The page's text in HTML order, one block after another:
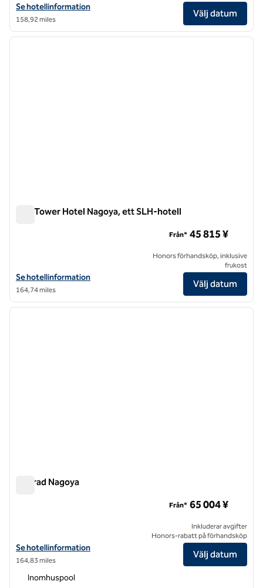
Visa hotelluppgifter för DoubleTree by Hilton Toyama
Se hotellinformation
158,92 miles
Välj datum
1/12
1 av 12
nästa
The Tower Hotel Nagoya, ett SLH-hotell
Visa hotelluppgifter för The Tower Hotel Nagoya, ett SLH-hotell
Se hotellinformation
164,74 miles
Från* 45 815 ¥
Honors förhandsköp, inklusive
frukost
Välj datum
1/11
1 av 11
nästa
Conrad Nagoya
Visa hotelluppgifter för Conrad Nagoya
Se hotellinformation
164,83 miles
Från* 65 004 ¥
Inkluderar avgifter
Honors-rabatt på förhandsköp
Välj datum
Inomhuspool